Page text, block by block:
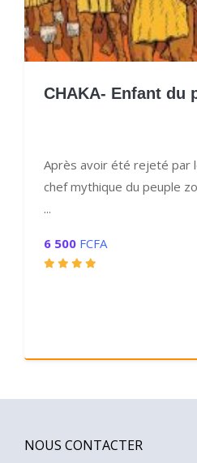
CHAKA- Enfant du
Après avoir été rejeté par
chef mythique du peuple
...
6 500 FCFA
NOUS CONTACTER